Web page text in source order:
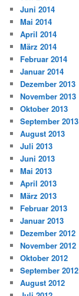
Juni 2014
Mai 2014
April 2014
März 2014
Februar 2014
Januar 2014
Dezember 2013
November 2013
Oktober 2013
September 2013
August 2013
Juli 2013
Juni 2013
Mai 2013
April 2013
März 2013
Februar 2013
Januar 2013
Dezember 2012
November 2012
Oktober 2012
September 2012
August 2012